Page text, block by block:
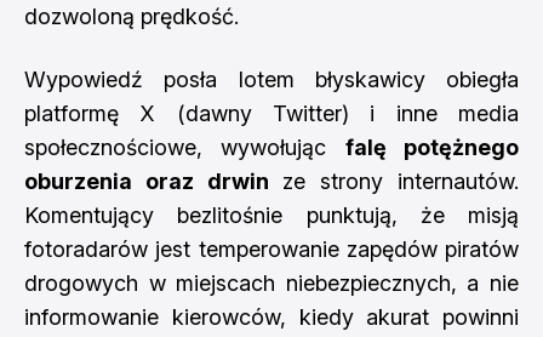
dozwoloną prędkość.
Wypowiedź posła lotem błyskawicy obiegła
platformę X (dawny Twitter) i inne media
społecznościowe, wywołując falę potężnego
oburzenia oraz drwin ze strony internautów.
Komentujący bezlitośnie punktują, że misją
fotoradarów jest temperowanie zapędów piratów
drogowych w miejscach niebezpiecznych, a nie
informowanie kierowców, kiedy akurat powinni